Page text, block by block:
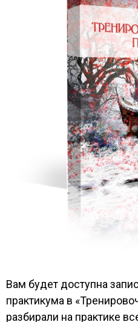
Вам будет доступна
практикума в
разбирали на практике